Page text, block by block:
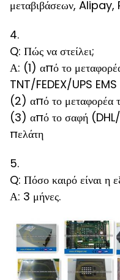
μεταβιβάσεων,
4.
Q: Πώς να στείλει;
Α: (1) από το
TNT/FEDEX/UPS EMS
(2) από το μεταφορέα
(3) από το σαφή
πελάτη
5.
Q: Πόσο καιρό είναι η
Α: 3 μήνες.